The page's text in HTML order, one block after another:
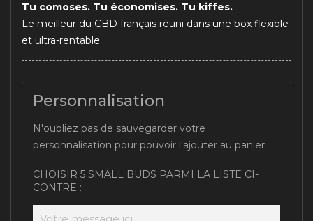
Tu comoses. Tu économises. Tu kiffes.
Le meilleur du CBD français réuni dans une box flexible
et ultra-rentable.
Personnalisation
N'oubliez pas de sauvegarder votre
personnalisation pour pouvoir l'ajouter au panier
CHOISIR 5 SMALL BUDS PARMI LA LISTE CI-
CONTRE :